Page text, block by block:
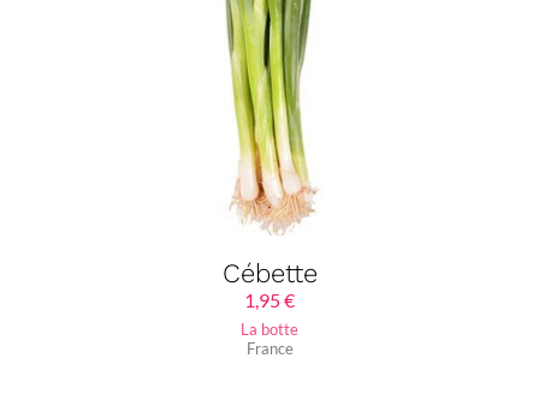
Cébette
1,95€
La botte
France